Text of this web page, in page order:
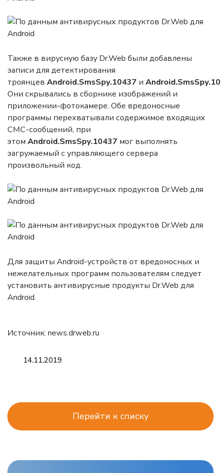
Также в вирусную базу Dr.Web были добавлены
записи для детектирования
троянцев Android.SmsSpy.10437 и Android.SmsSpy
Они скрывались в сборнике изображений и
приложении-фотокамере. Обе вредоносные
программы перехватывали содержимое входящих
СМС-сообщений, при
этом Android.SmsSpy.10437 мог выполнять
загружаемый с управляющего сервера
произвольный код.
Для защиты Android-устройств от вредоносных и
нежелательных программ пользователям следует
установить антивирусные продукты Dr.Web для
Android.
Источник: news.drweb.ru
14.11.2019
Перейти к списку